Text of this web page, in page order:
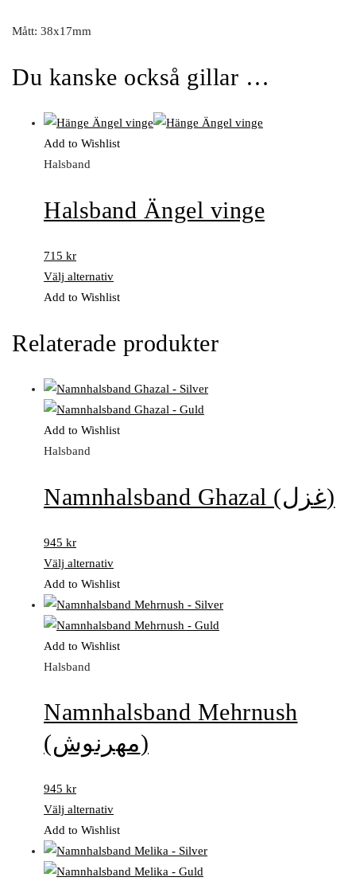
Mått: 38x17mm
Du kanske också gillar …
Add to Wishlist
Halsband
Halsband Ängel vinge
715 kr
Välj alternativ
Add to Wishlist
Relaterade produkter
Add to Wishlist
Halsband
Namnhalsband Ghazal (غزل)
945 kr
Välj alternativ
Add to Wishlist
Add to Wishlist
Halsband
Namnhalsband Mehrnush
(مهرنوش)
945 kr
Välj alternativ
Add to Wishlist